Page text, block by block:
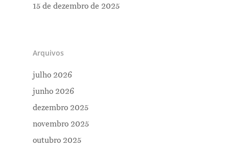
15 de dezembro de 2025
Arquivos
julho 2026
junho 2026
dezembro 2025
novembro 2025
outubro 2025